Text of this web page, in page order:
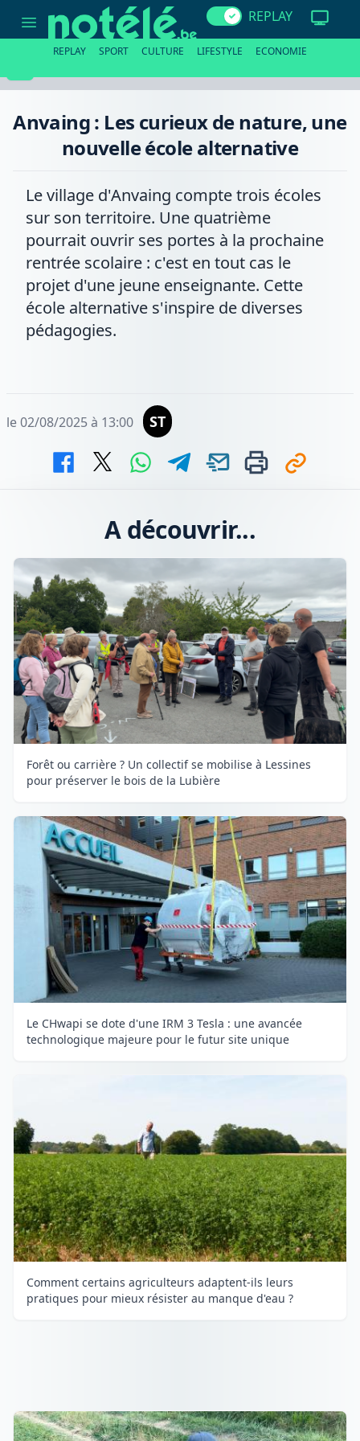
une
alternative
REPLAY
REPLAY SPORT CULTURE LIFESTYLE ECONOMIE
Anvaing : Les curieux de nature, une
nouvelle école alternative
Le village d'Anvaing compte trois écoles
sur son territoire. Une quatrième
pourrait ouvrir ses portes à la prochaine
rentrée scolaire : c'est en tout cas le
projet d'une jeune enseignante. Cette
école alternative s'inspire de diverses
pédagogies.
le 02/08/2025 à 13:00 ST
A découvrir...
Forêt ou carrière ? Un collectif se mobilise à Lessines
pour préserver le bois de la Lubière
Le CHwapi se dote d'une IRM 3 Tesla : une avancée
technologique majeure pour le futur site unique
Comment certains agriculteurs adaptent-ils leurs
pratiques pour mieux résister au manque d'eau ?